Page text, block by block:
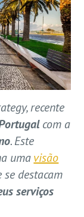
recente
com a
. Este
umavisão
destacam
serviços